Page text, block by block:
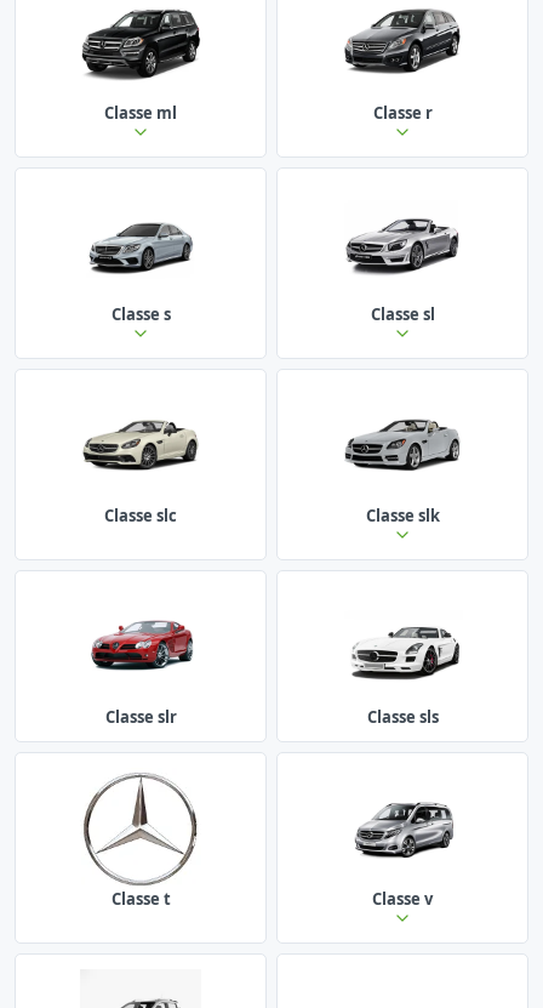
Classe ml Classe r
Classe s Classe sl
Classe slc Classe slk
Classe slr Classe sls
Classe t Classe v